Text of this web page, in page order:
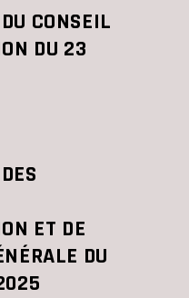
CONSEIL
DU 23
ET DE
DU